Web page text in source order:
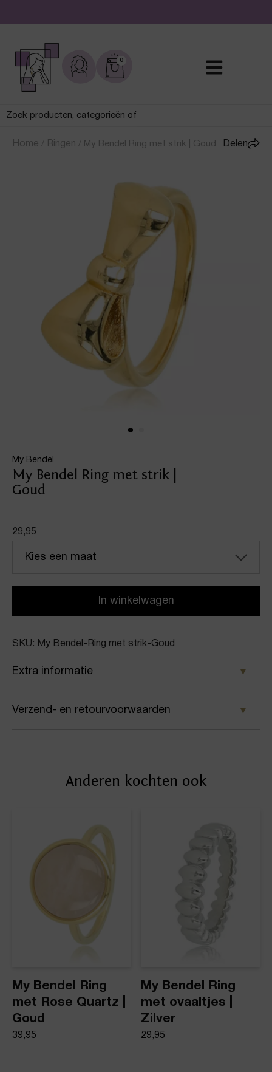
De leukste sieraden online en in de winkel
0
Home / Ringen / My Bendel Ring met strik | Goud
My Bendel
My Bendel Ring met strik |
Goud
Delen
29,95
Kies een maat
In winkelwagen
SKU: My Bendel-Ring met strik-Goud
Extra informatie
Kleur
Product stijl
Ringen
Verzend- en retourvoorwaarden
afleveradres. Voor geplaatste bestellingen geldt bij
Anderen kochten ook
My Bendel Ring
met Rose Quartz |
Goud
39,95
My Bendel Ring
met ovaaltjes |
Zilver
29,95